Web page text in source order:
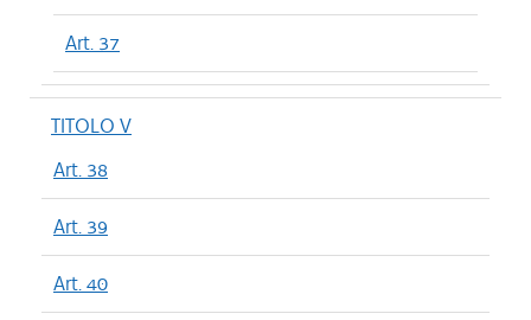
Art. 37
TITOLO V
Art. 38
Art. 39
Art. 40